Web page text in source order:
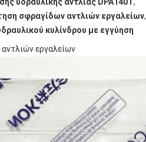
υδραυλικής αντλίας DPA140T,
σφραγίδων αντλιών εργαλείων,
κυλίνδρου με εγγύηση
εργαλείων